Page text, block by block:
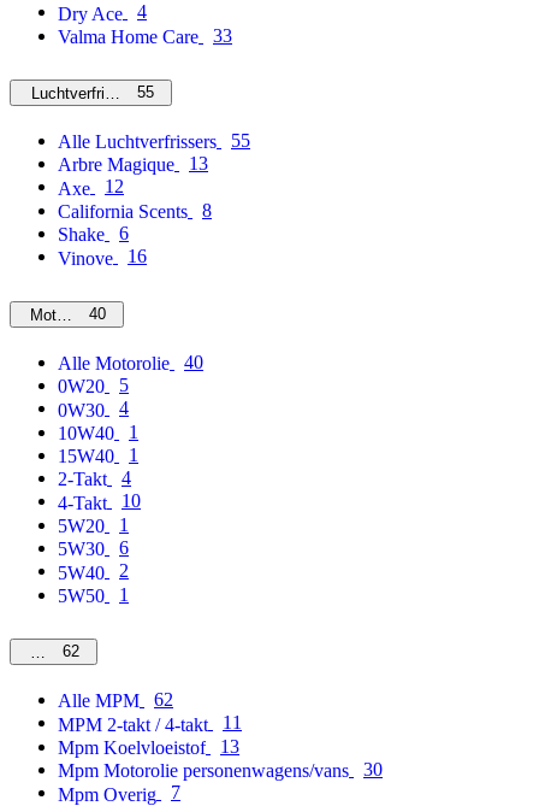
Dry Ace
4
Valma Home Care
33
Luchtverfrissers55
Alle Luchtverfrissers
55
Arbre Magique
13
Axe
12
California Scents
8
Shake
6
Vinove
16
Motorolie40
Alle Motorolie
40
0W20
5
0W30
4
10W40
1
15W40
1
2-Takt
4
4-Takt
10
5W20
1
5W30
6
5W40
2
5W50
1
MPM62
Alle MPM
62
MPM 2-takt / 4-takt
11
Mpm Koelvloeistof
13
Mpm Motorolie personenwagens/vans
30
Mpm Overig
7